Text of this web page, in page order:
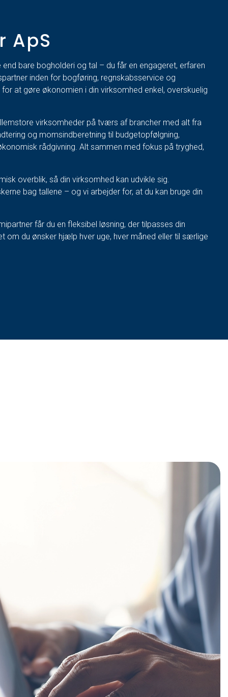
ApS
end bare bogholderi og tal – du får en engageret, erfaren
inden for bogføring, regnskabsservice og
at gøre økonomien i din virksomhed enkel, overskuelig
virksomheder på tværs af brancher med alt fra
og momsindberetning til budgetopfølgning,
rådgivning. Alt sammen med fokus på tryghed,
overblik, så din virksomhed kan udvikle sig.
bag tallene – og vi arbejder for, at du kan bruge din
får du en fleksibel løsning, der tilpasses din
om du ønsker hjælp hver uge, hver måned eller til særlige